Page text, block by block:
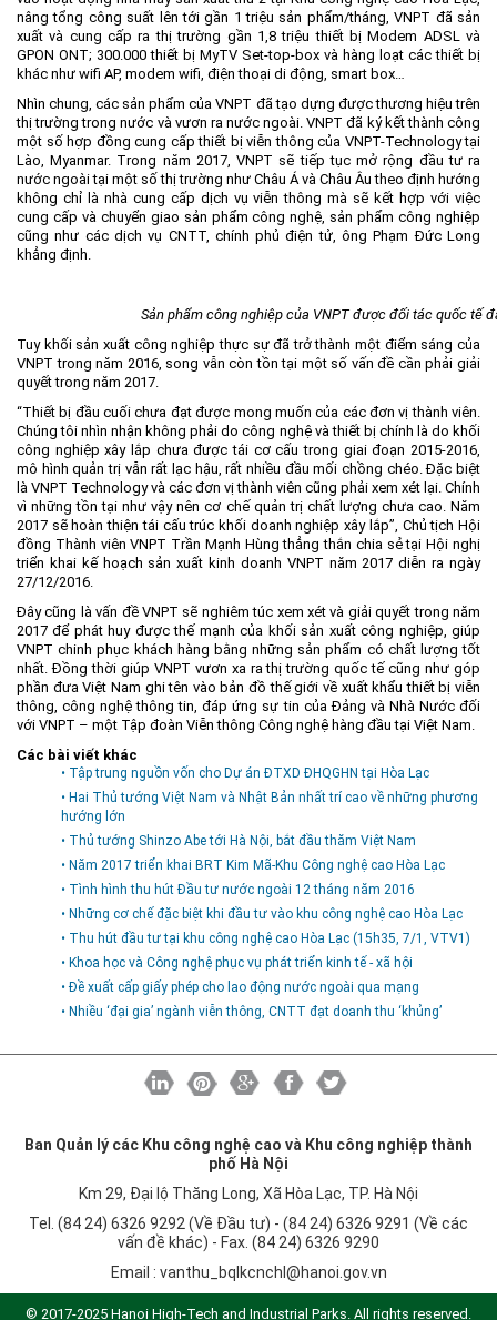
nâng tổng công suất lên tới gần 1 triệu sản phẩm/tháng, VNPT đã sản
xuất và cung cấp ra thị trường gần 1,8 triệu thiết bị Modem ADSL và
GPON ONT; 300.000 thiết bị MyTV Set-top-box và hàng loạt các thiết bị
khác như wifi AP, modem wifi, điện thoại di động, smart box…
Nhìn chung, các sản phẩm của VNPT đã tạo dựng được thương hiệu trên
thị trường trong nước và vươn ra nước ngoài. VNPT đã ký kết thành công
một số hợp đồng cung cấp thiết bị viễn thông của VNPT-Technology tại
Lào, Myanmar. Trong năm 2017, VNPT sẽ tiếp tục mở rộng đầu tư ra
nước ngoài tại một số thị trường như Châu Á và Châu Âu theo định hướng
không chỉ là nhà cung cấp dịch vụ viễn thông mà sẽ kết hợp với việc
cung cấp và chuyển giao sản phẩm công nghệ, sản phẩm công nghiệp
cũng như các dịch vụ CNTT, chính phủ điện tử, ông Phạm Đức Long
khẳng định.
Sản phẩm công nghiệp của VNPT được đối tác quốc tế
Tuy khối sản xuất công nghiệp thực sự đã trở thành một điểm sáng của
VNPT trong năm 2016, song vẫn còn tồn tại một số vấn đề cần phải giải
quyết trong năm 2017.
“Thiết bị đầu cuối chưa đạt được mong muốn của các đơn vị thành viên.
Chúng tôi nhìn nhận không phải do công nghệ và thiết bị chính là do khối
công nghiệp xây lắp chưa được tái cơ cấu trong giai đoạn 2015-2016,
mô hình quản trị vẫn rất lạc hậu, rất nhiều đầu mối chồng chéo. Đặc biệt
là VNPT Technology và các đơn vị thành viên cũng phải xem xét lại. Chính
vì những tồn tại như vậy nên cơ chế quản trị chất lượng chưa cao. Năm
2017 sẽ hoàn thiện tái cấu trúc khối doanh nghiệp xây lắp”, Chủ tịch Hội
đồng Thành viên VNPT Trần Mạnh Hùng thẳng thắn chia sẻ tại Hội nghị
triển khai kế hoạch sản xuất kinh doanh VNPT năm 2017 diễn ra ngày
27/12/2016.
Đây cũng là vấn đề VNPT sẽ nghiêm túc xem xét và giải quyết trong năm
2017 để phát huy được thế mạnh của khối sản xuất công nghiệp, giúp
VNPT chinh phục khách hàng bằng những sản phẩm có chất lượng tốt
nhất. Đồng thời giúp VNPT vươn xa ra thị trường quốc tế cũng như góp
phần đưa Việt Nam ghi tên vào bản đồ thế giới về xuất khẩu thiết bị viễn
thông, công nghệ thông tin, đáp ứng sự tin của Đảng và Nhà Nước đối
với VNPT – một Tập đoàn Viễn thông Công nghệ hàng đầu tại Việt Nam.
Các bài viết khác
• Tập trung nguồn vốn cho Dự án ĐTXD ĐHQGHN tại Hòa Lạc
• Hai Thủ tướng Việt Nam và Nhật Bản nhất trí cao về những phương
hướng lớn
• Thủ tướng Shinzo Abe tới Hà Nội, bắt đầu thăm Việt Nam
• Năm 2017 triển khai BRT Kim Mã-Khu Công nghệ cao Hòa Lạc
• Tình hình thu hút Đầu tư nước ngoài 12 tháng năm 2016
• Những cơ chế đặc biệt khi đầu tư vào khu công nghệ cao Hòa Lạc
• Thu hút đầu tư tại khu công nghệ cao Hòa Lạc (15h35, 7/1, VTV1)
• Khoa học và Công nghệ phục vụ phát triển kinh tế - xã hội
• Đề xuất cấp giấy phép cho lao động nước ngoài qua mạng
• Nhiều ‘đại gia’ ngành viễn thông, CNTT đạt doanh thu ‘khủng’
Ban Quản lý các Khu công nghệ cao và Khu công nghiệp thành
phố Hà Nội
Km 29, Đại lộ Thăng Long, Xã Hòa Lạc, TP. Hà Nội
Tel. (84 24) 6326 9292 (Về Đầu tư) - (84 24) 6326 9291 (Về các
vấn đề khác) - Fax. (84 24) 6326 9290
Email : vanthu_bqlkcnchl@hanoi.gov.vn
© 2017-2025 Hanoi High-Tech and Industrial Parks. All rights reserved.